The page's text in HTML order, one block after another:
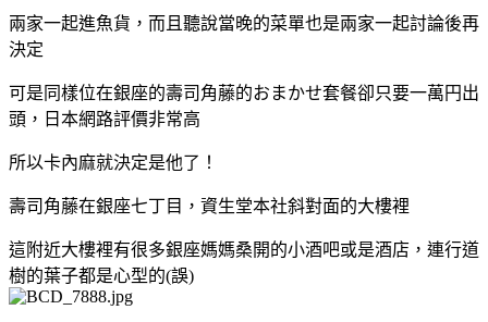
兩家一起進魚貨，而且聽說當晚的菜單也是兩家一起討論後再
決定
可是同樣位在銀座的壽司角藤的おまかせ套餐卻只要一萬円出
頭，日本網路評價非常高
所以卡內麻就決定是他了！
壽司角藤在銀座七丁目，資生堂本社斜對面的大樓裡
這附近大樓裡有很多銀座媽媽桑開的小酒吧或是酒店，連行道
樹的葉子都是心型的(誤)